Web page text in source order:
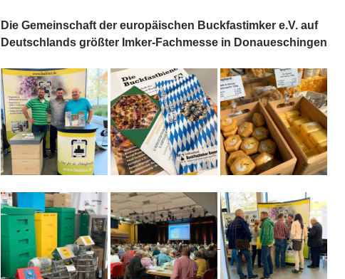
Die Gemeinschaft der europäischen Buckfastimker e.V. auf
Deutschlands größter Imker-Fachmesse in Donaueschingen